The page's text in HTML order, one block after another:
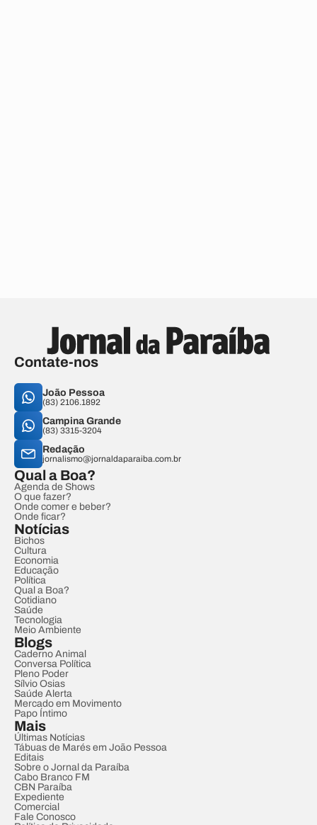
Contate-nos
João Pessoa
(83) 2106.1892
Campina Grande
(83) 3315-3204
Redação
jornalismo@jornaldaparaiba.com.br
Qual a Boa?
Agenda de Shows
O que fazer?
Onde comer e beber?
Onde ficar?
Notícias
Bichos
Cultura
Economia
Educação
Política
Qual a Boa?
Cotidiano
Saúde
Tecnologia
Meio Ambiente
Blogs
Caderno Animal
Conversa Política
Pleno Poder
Sílvio Osias
Saúde Alerta
Mercado em Movimento
Papo Íntimo
Mais
Últimas Notícias
Tábuas de Marés em João Pessoa
Editais
Sobre o Jornal da Paraíba
Cabo Branco FM
CBN Paraíba
Expediente
Comercial
Fale Conosco